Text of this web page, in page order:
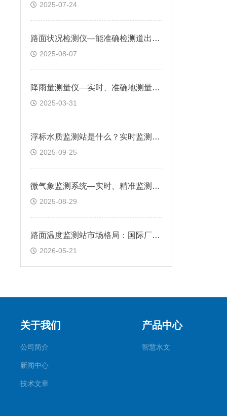
2025-07-24
路面状况检测仪—能准确检测道出道路表面结冰、积雪和积水的厚度
2025-08-07
降雨量测量仪—实时、准确地测量降雨量，为相关领域提供可靠数据支持
2025-03-31
浮标水质监测站是什么？实时监测水体的各项参数，及时反映水质状况
2025-09-25
微气象监测系统—实时、精准监测多种气象参数的先进气象监测设备
2025-08-29
路面温度监测站市场格局：国际厂牌VS本土新锐，哪些国产值得关注
2026-05-21
关于我们
公司简介
新闻中心
技术文章
产品中心
智慧水文